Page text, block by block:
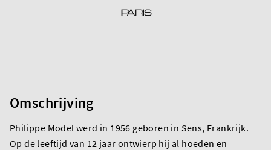
Omschrijving
Philippe Model werd in 1956 geboren in Sens, Frankrijk.
Op de leeftijd van 12 jaar ontwierp hij al hoeden en